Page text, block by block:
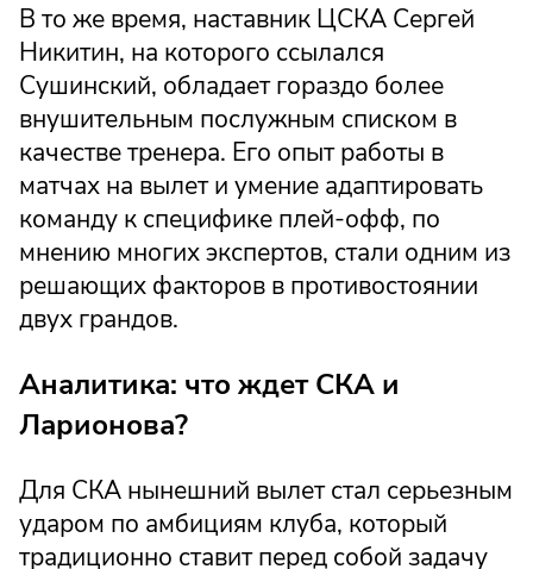
В то же время, наставник ЦСКА Сергей
Никитин, на которого ссылался
Сушинский, обладает гораздо более
внушительным послужным списком в
качестве тренера. Его опыт работы в
матчах на вылет и умение адаптировать
команду к специфике плей-офф, по
мнению многих экспертов, стали одним из
решающих факторов в противостоянии
двух грандов.
Аналитика: что ждет СКА и
Ларионова?
Для СКА нынешний вылет стал серьезным
ударом по амбициям клуба, который
традиционно ставит перед собой задачу